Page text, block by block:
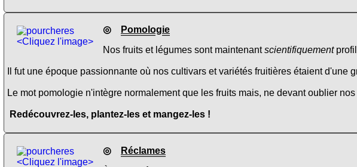
<Cliquez l'image>
◎
Pomologie
Nos fruits et légumes sont maintenantscientifiquement
Il fut une époque passionnante où nos cultivars et variétés fruitières étaient d'une
Le mot pomologie n'intègre normalement que les fruits mais, ne devant oublier
Redécouvrez-les, plantez-les et mangez-les !
<Cliquez l'image>
◎
Réclames